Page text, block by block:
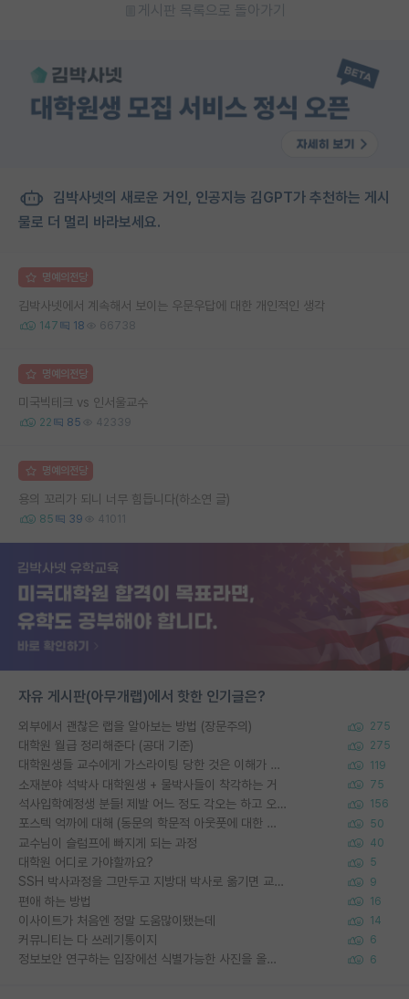
게시판 목록으로 돌아가기
김박사넷의 새로운 거인, 인공지능 김GPT가 추천하는 게시
물로 더 멀리 바라보세요.
명예의전당
김박사넷에서 계속해서 보이는 우문우답에 대한 개인적인 생각
147 18 66738
명예의전당
미국빅테크 vs 인서울교수
22 85 42339
명예의전당
용의 꼬리가 되니 너무 힘듭니다(하소연 글)
85 39 41011
자유 게시판(아무개랩)에서 핫한 인기글은?
외부에서 괜찮은 랩을 알아보는 방법 (장문주의) 275
대학원 월급 정리해준다 (공대 기준) 275
대학원생들 교수에게 가스라이팅 당한 것은 이해가 갑니다. 안타깝네요. 119
소재분야 석박사 대학원생 + 물박사들이 착각하는 거 75
석사입학예정생 분들! 제발 어느 정도 각오는 하고 오세요. 156
포스텍 억까에 대해 (동문의 학문적 아웃풋에 대한 반박) 50
교수님이 슬럼프에 빠지게 되는 과정 40
대학원 어디로 가야할까요? 5
SSH 박사과정을 그만두고 지방대 박사로 옮기면 교수의 꿈은 끝일까요? 9
편애 하는 방법 16
이사이트가 처음엔 정말 도움많이됐는데 14
커뮤니티는 다 쓰레기통이지 6
정보보안 연구하는 입장에선 식별가능한 사진을 올리는건 비추이긴함 6